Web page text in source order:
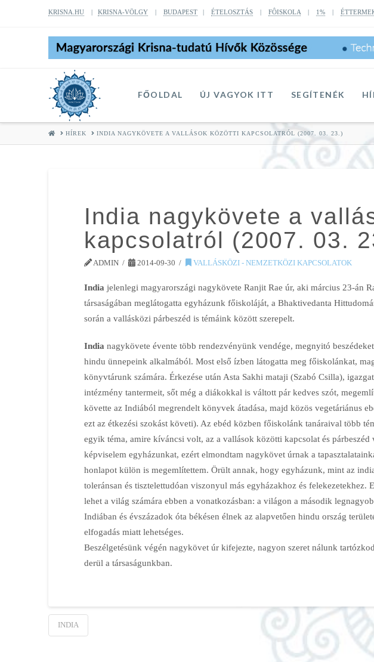
KRISNA.HU| KRISNA-VÖLGY| BUDAPEST| ÉTELOSZTÁS| FÔISKOLA| 1%|
FŐOLDAL ÚJ VAGYOK ITT SEGÍTENÉK
HOMEHÍREK INDIA NAGYKÖVETE A VALLÁSOK KÖZÖTTI KAPCSOLATRÓL (2007. 03. 23.)
India nagykövete a
kapcsolatról (2007. 03.
ADMIN 2014-09-30 VALLÁSKÖZI - NEMZETKÖZI KAPCSOLATOK
India jelenlegi magyarországi nagykövete Ranjit Rae úr, aki március 23-án
társaságában meglátogatta egyházunk főiskoláját, a Bhaktivedanta
során a vallásközi párbeszéd is témáink között szerepelt.
India nagykövete évente több rendezvényünk vendége, megnyitó
hindu ünnepeink alkalmából. Most első ízben látogatta meg főiskolánkat,
könyvtárunk számára. Érkezése után Asta Sakhi mataji (Szabó Csilla),
intézmény tantermeit, sőt még a diákokkal is váltott pár kedves szót,
követte az Indiából megrendelt könyvek átadása, majd közös vegetáriánus
ezt az étkezési szokást követi). Az ebéd közben főiskolánk tanáraival több
egyik téma, amire kíváncsi volt, az a vallások közötti kapcsolat és párbeszéd
képviselem egyházunkat, ezért elmondtam nagykövet úrnak a
honlapot külön is megemlítettem. Örült annak, hogy egyházunk, mint az
toleránsan és tisztelettudóan viszonyul más egyházakhoz és felekezetekhez.
lehet a világ számára ebben a vonatkozásban: a világon a második
Indiában és évszázadok óta békésen élnek az alapvetően hindu ország
elfogadás miatt lehetséges.
Beszélgetésünk végén nagykövet úr kifejezte, nagyon szeret nálunk
derül a társaságunkban.
INDIA